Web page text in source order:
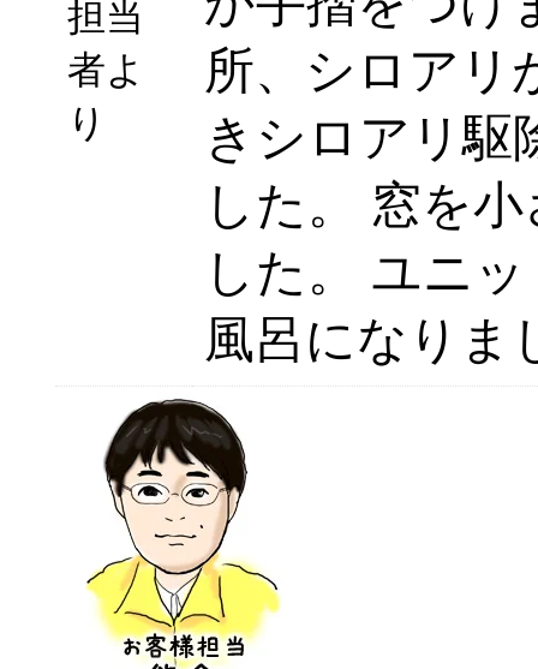
担当
者よ
り
所、シロアリ
きシロアリ駆
した。 窓を
した。 ユニ
風呂になりま